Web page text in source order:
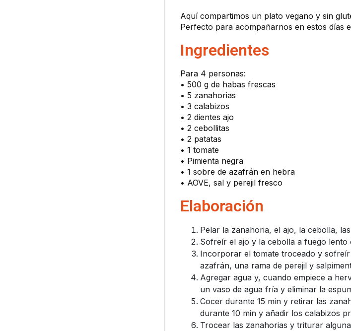
Aquí compartimos un plato vegano y sin
Perfecto para acompañarnos en estos días
Ingredientes
Para 4 personas:
• 500 g de habas frescas
• 5 zanahorias
• 3 calabizos
• 2 dientes ajo
• 2 cebollitas
• 2 patatas
• 1 tomate
• Pimienta negra
• 1 sobre de azafrán en hebra
• AOVE, sal y perejil fresco
Elaboración
Pelar la zanahoria, el ajo, la cebolla,
Sofreír el ajo y la cebolla a fuego lento
Incorporar el tomate troceado y
azafrán, una rama de perejil y
Agregar agua y, cuando empiece a
un vaso de agua fría y eliminar la
Cocer durante 15 min y retirar las
durante 10 min y añadir los calabizos
Trocear las zanahorias y triturar